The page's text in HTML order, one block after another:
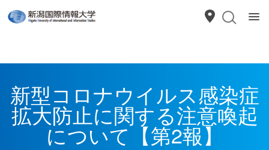
新型コロナウイルス感染症
拡大防止に関する注意喚起
について【第2報】